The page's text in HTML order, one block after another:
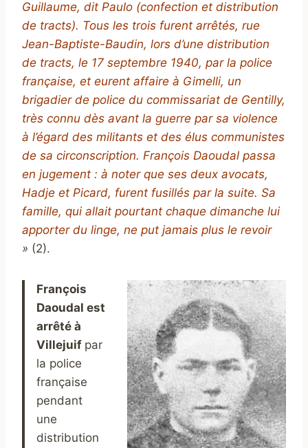
Guillaume, dit Paulo (confection et distribution
de tracts). Tous les trois furent arrêtés, rue
Jean-Baptiste-Baudin, lors d’une distribution
de tracts, le 17 septembre 1940, par la police
française, et eurent affaire à Gimelli, un
brigadier de police du commissariat de Gentilly,
très connu dès avant la guerre par sa violence
à l’égard des militants et des élus communistes
de sa circonscription. François Daoudal passa
en jugement : à noter que ses deux avocats,
Hadje et Picard, furent fusillés par la suite. Sa
famille, qui allait pourtant chaque dimanche lui
apporter du linge, ne put jamais plus le revoir
» (2).
François
Daoudal est
arrêté à
Villejuif par
la police
française
pendant
une
distribution